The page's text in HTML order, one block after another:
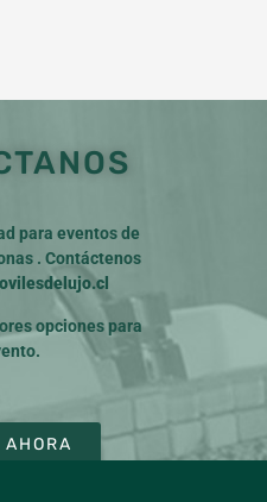
para eventos de
. Contáctenos
opciones para